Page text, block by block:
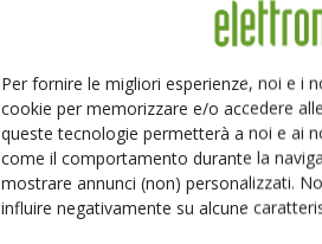
Per fornire le migliori esperienze, noi e i
cookie per memorizzare e/o accedere
queste tecnologie permetterà a noi e ai
come il comportamento durante la
mostrare annunci (non) personalizzati.
influire negativamente su alcune
10,000th Inspection
Riccardo Busetto 17